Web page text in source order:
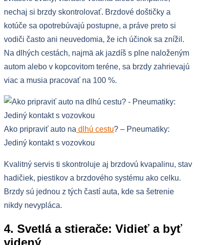
nechaj si brzdy skontrolovať. Brzdové doštičky a
kotúče sa opotrebúvajú postupne, a práve preto si
vodiči často ani neuvedomia, že ich účinok sa znížil.
Na dlhých cestách, najmä ak jazdíš s plne naloženým
autom alebo v kopcovitom teréne, sa brzdy zahrievajú
viac a musia pracovať na 100 %.
Ako pripraviť auto na dlhú cestu? – Pneumatiky:
Jediný kontakt s vozovkou
Kvalitný servis ti skontroluje aj brzdovú kvapalinu, stav
hadičiek, piestikov a brzdového systému ako celku.
Brzdy sú jednou z tých častí auta, kde sa šetrenie
nikdy nevypláca.
4. Svetlá a stierače: Vidieť a byť
videný